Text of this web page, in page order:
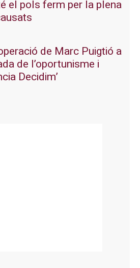
el pols ferm per la plena
de Marc Puigtió a
de l’oportunisme i
Decidim’